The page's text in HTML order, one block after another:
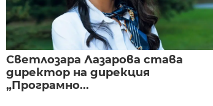
Светлозара Лазарова става
директор на дирекция
„Програмно...